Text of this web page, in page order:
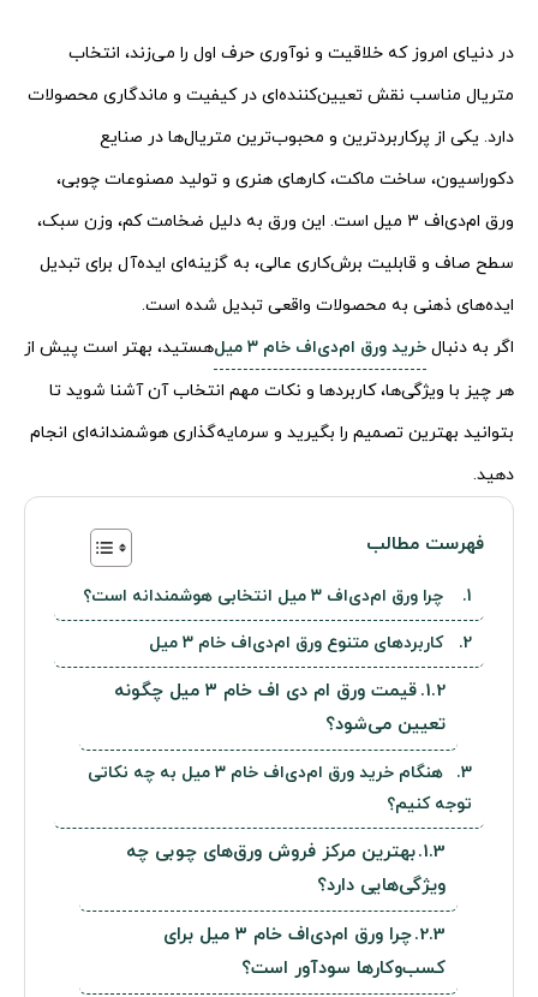
در دنیای امروز که خلاقیت و نوآوری حرف اول را می‌زند، انتخاب
متریال مناسب نقش تعیین‌کننده‌ای در کیفیت و ماندگاری محصولات
دارد. یکی از پرکاربردترین و محبوب‌ترین متریال‌ها در صنایع
دکوراسیون، ساخت ماکت، کارهای هنری و تولید مصنوعات چوبی،
ورق ام‌دی‌اف ۳ میل است. این ورق به دلیل ضخامت کم، وزن سبک،
سطح صاف و قابلیت برش‌کاری عالی، به گزینه‌ای ایده‌آل برای تبدیل
ایده‌های ذهنی به محصولات واقعی تبدیل شده است.
اگر به دنبال خرید ورق ام‌دی‌اف خام ۳ میل
هستید، بهتر است پیش از
هر چیز با ویژگی‌ها، کاربردها و نکات مهم انتخاب آن آشنا شوید تا
بتوانید بهترین تصمیم را بگیرید و سرمایه‌گذاری هوشمندانه‌ای انجام
دهید.
فهرست مطالب
چرا ورق ام‌دی‌اف ۳ میل انتخابی هوشمندانه است؟
کاربردهای متنوع ورق ام‌دی‌اف خام ۳ میل
قیمت ورق ام دی اف خام ۳ میل چگونه
تعیین می‌شود؟
هنگام خرید ورق ام‌دی‌اف خام ۳ میل به چه نکاتی
توجه کنیم؟
بهترین مرکز فروش ورق‌های چوبی چه
ویژگی‌هایی دارد؟
چرا ورق ام‌دی‌اف خام ۳ میل برای
کسب‌وکارها سودآور است؟